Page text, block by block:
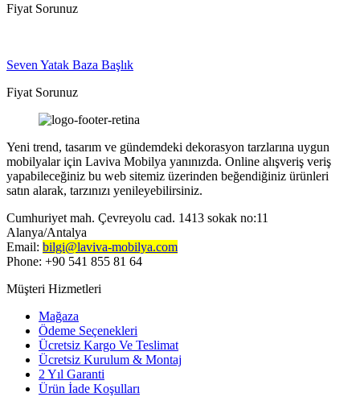
Fiyat Sorunuz
Seven Yatak Baza Başlık
Fiyat Sorunuz
Yeni trend, tasarım ve gündemdeki dekorasyon tarzlarına uygun
mobilyalar için Laviva Mobilya yanınızda. Online alışveriş veriş
yapabileceğiniz bu web sitemiz üzerinden beğendiğiniz ürünleri
satın alarak, tarzınızı yenileyebilirsiniz.
Cumhuriyet mah. Çevreyolu cad. 1413 sokak no:11
Alanya/Antalya
Email: bilgi@laviva-mobilya.com
Phone: +90 541 855 81 64
Müşteri Hizmetleri
Mağaza
Ödeme Seçenekleri
Ücretsiz Kargo Ve Teslimat
Ücretsiz Kurulum & Montaj
2 Yıl Garanti
Ürün İade Koşulları